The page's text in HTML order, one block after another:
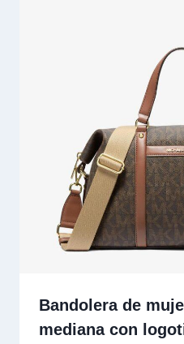
Bandolera de
mediana con